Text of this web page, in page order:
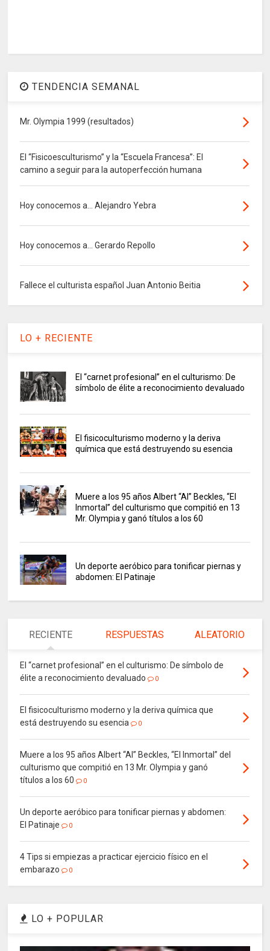
TENDENCIA SEMANAL
Mr. Olympia 1999 (resultados)
El “Fisicoesculturismo” y la “Escuela Francesa”: El
camino a seguir para la autoperfección humana
Hoy conocemos a... Alejandro Yebra
Hoy conocemos a... Gerardo Repollo
Fallece el culturista español Juan Antonio Beitia
LO + RECIENTE
El “carnet profesional” en el culturismo: De
símbolo de élite a reconocimiento devaluado
El fisicoculturismo moderno y la deriva
química que está destruyendo su esencia
Muere a los 95 años Albert “Al” Beckles, “El
Inmortal” del culturismo que compitió en 13
Mr. Olympia y ganó títulos a los 60
Un deporte aeróbico para tonificar piernas y
abdomen: El Patinaje
RECIENTE RESPUESTAS ALEATORIO
El “carnet profesional” en el culturismo: De símbolo de
élite a reconocimiento devaluado
0
El fisicoculturismo moderno y la deriva química que
está destruyendo su esencia
0
Muere a los 95 años Albert “Al” Beckles, “El Inmortal” del
culturismo que compitió en 13 Mr. Olympia y ganó
títulos a los 60
0
Un deporte aeróbico para tonificar piernas y abdomen:
El Patinaje
0
4 Tips si empiezas a practicar ejercicio físico en el
embarazo
0
LO + POPULAR